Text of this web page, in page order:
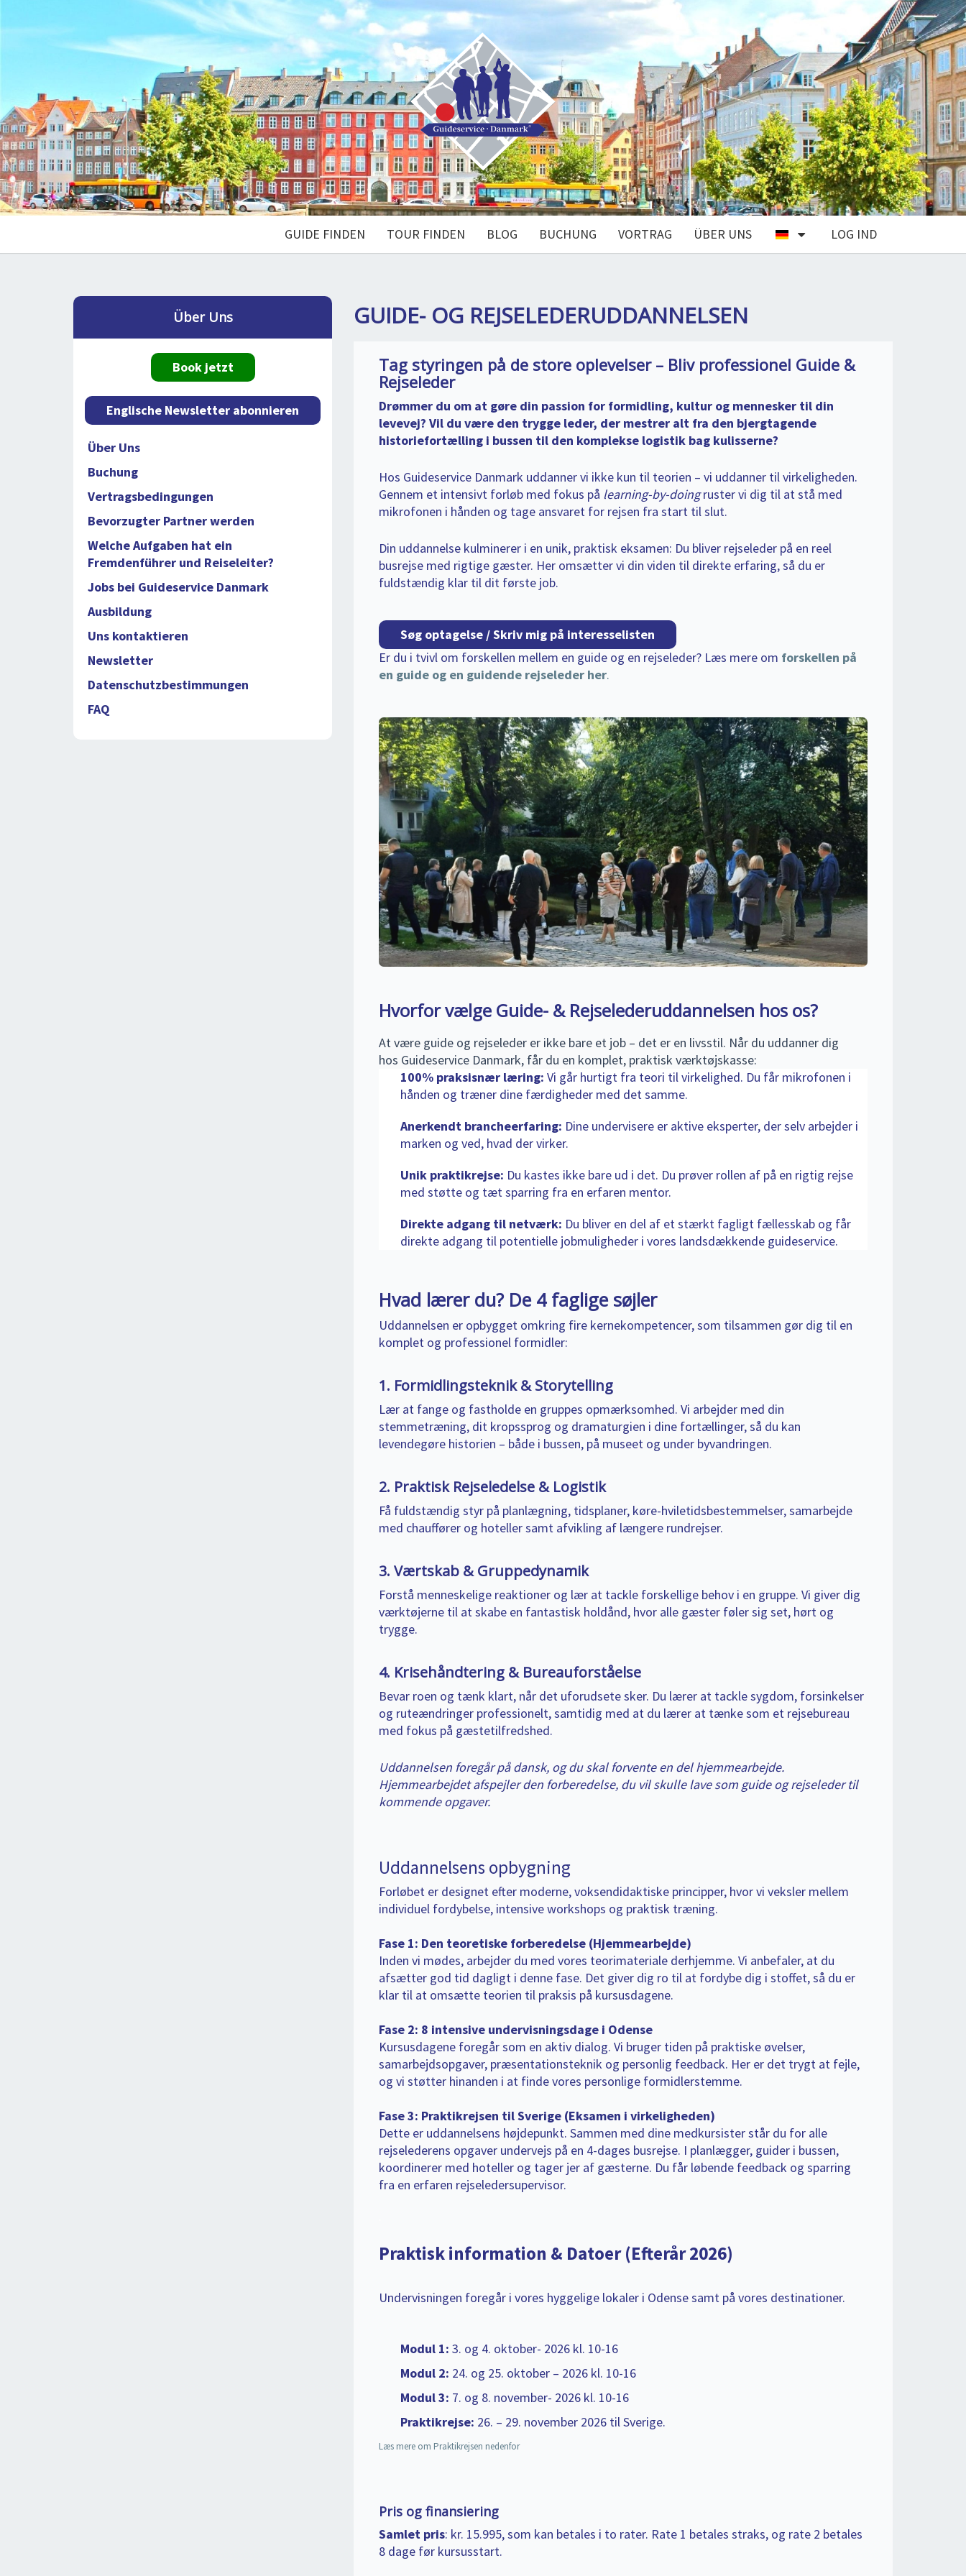
GUIDE FINDEN TOUR FINDEN BLOG BUCHUNG VORTRAG ÜBER UNS LOG IND
GUIDE- OG REJSELEDERUDDANNELSEN
Tag styringen på de store oplevelser – Bliv professionel Guide &
Rejseleder
Drømmer du om at gøre din passion for formidling, kultur og mennesker til din
levevej? Vil du være den trygge leder, der mestrer alt fra den bjergtagende
historiefortælling i bussen til den komplekse logistik bag kulisserne?
Hos Guideservice Danmark uddanner vi ikke kun til teorien – vi uddanner til virkeligheden.
Gennem et intensivt forløb med fokus på learning-by-doingruster vi dig til at stå med
mikrofonen i hånden og tage ansvaret for rejsen fra start til slut.
Din uddannelse kulminerer i en unik, praktisk eksamen: Du bliver rejseleder på en reel
busrejse med rigtige gæster. Her omsætter vi din viden til direkte erfaring, så du er
fuldstændig klar til dit første job.
Søg optagelse / Skriv mig på interesselisten
Er du i tvivl om forskellen mellem en guide og en rejseleder? Læs mere om forskellen på
en guide og en guidende rejseleder her.
Hvorfor vælge Guide- & Rejselederuddannelsen hos os?
At være guide og rejseleder er ikke bare et job – det er en livsstil. Når du uddanner dig
hos Guideservice Danmark, får du en komplet, praktisk værktøjskasse:
100% praksisnær læring: Vi går hurtigt fra teori til virkelighed. Du får mikrofonen i
hånden og træner dine færdigheder med det samme.
Anerkendt brancheerfaring: Dine undervisere er aktive eksperter, der selv arbejder i
marken og ved, hvad der virker.
Unik praktikrejse: Du kastes ikke bare ud i det. Du prøver rollen af på en rigtig rejse
med støtte og tæt sparring fra en erfaren mentor.
Direkte adgang til netværk: Du bliver en del af et stærkt fagligt fællesskab og får
direkte adgang til potentielle jobmuligheder i vores landsdækkende guideservice.
Hvad lærer du? De 4 faglige søjler
Uddannelsen er opbygget omkring fire kernekompetencer, som tilsammen gør dig til en
komplet og professionel formidler:
1. Formidlingsteknik & Storytelling
Lær at fange og fastholde en gruppes opmærksomhed. Vi arbejder med din
stemmetræning, dit kropssprog og dramaturgien i dine fortællinger, så du kan
levendegøre historien – både i bussen, på museet og under byvandringen.
2. Praktisk Rejseledelse & Logistik
Få fuldstændig styr på planlægning, tidsplaner, køre-hviletidsbestemmelser, samarbejde
med chauffører og hoteller samt afvikling af længere rundrejser.
3. Værtskab & Gruppedynamik
Forstå menneskelige reaktioner og lær at tackle forskellige behov i en gruppe. Vi giver dig
værktøjerne til at skabe en fantastisk holdånd, hvor alle gæster føler sig set, hørt og
trygge.
4. Krisehåndtering & Bureauforståelse
Bevar roen og tænk klart, når det uforudsete sker. Du lærer at tackle sygdom, forsinkelser
og ruteændringer professionelt, samtidig med at du lærer at tænke som et rejsebureau
med fokus på gæstetilfredshed.
Uddannelsen foregår på dansk, og du skal forvente en del hjemmearbejde.
Hjemmearbejdet afspejler den forberedelse, du vil skulle lave som guide og rejseleder til
kommende opgaver.
Uddannelsens opbygning
Forløbet er designet efter moderne, voksendidaktiske principper, hvor vi veksler mellem
individuel fordybelse, intensive workshops og praktisk træning.
Fase 1: Den teoretiske forberedelse (Hjemmearbejde)
Inden vi mødes, arbejder du med vores teorimateriale derhjemme. Vi anbefaler, at du
afsætter god tid dagligt i denne fase. Det giver dig ro til at fordybe dig i stoffet, så du er
klar til at omsætte teorien til praksis på kursusdagene.
Fase 2: 8 intensive undervisningsdage i Odense
Kursusdagene foregår som en aktiv dialog. Vi bruger tiden på praktiske øvelser,
samarbejdsopgaver, præsentationsteknik og personlig feedback. Her er det trygt at fejle,
og vi støtter hinanden i at finde vores personlige formidlerstemme.
Fase 3: Praktikrejsen til Sverige (Eksamen i virkeligheden)
Dette er uddannelsens højdepunkt. Sammen med dine medkursister står du for alle
rejselederens opgaver undervejs på en 4-dages busrejse. I planlægger, guider i bussen,
koordinerer med hoteller og tager jer af gæsterne. Du får løbende feedback og sparring
fra en erfaren rejseledersupervisor.
Praktisk information & Datoer (Efterår 2026)
Undervisningen foregår i vores hyggelige lokaler i Odense samt på vores destinationer.
Modul 1: 3. og 4. oktober- 2026 kl. 10-16
Modul 2: 24. og 25. oktober – 2026 kl. 10-16
Modul 3: 7. og 8. november- 2026 kl. 10-16
Praktikrejse: 26. – 29. november 2026 til Sverige.
Læs mere om Praktikrejsen nedenfor
Pris og finansiering
Samlet pris: kr. 15.995, som kan betales i to rater. Rate 1 betales straks, og rate 2 betales
8 dage før kursusstart.
Über Uns
Book jetzt
Englische Newsletter abonnieren
Über Uns
Buchung
Vertragsbedingungen
Bevorzugter Partner werden
Welche Aufgaben hat ein
Fremdenführer und Reiseleiter?
Jobs bei Guideservice Danmark
Ausbildung
Uns kontaktieren
Newsletter
Datenschutzbestimmungen
FAQ